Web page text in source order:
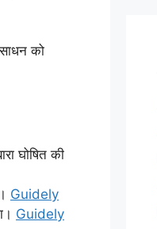
को
घोषित की
Guidely
Guidely